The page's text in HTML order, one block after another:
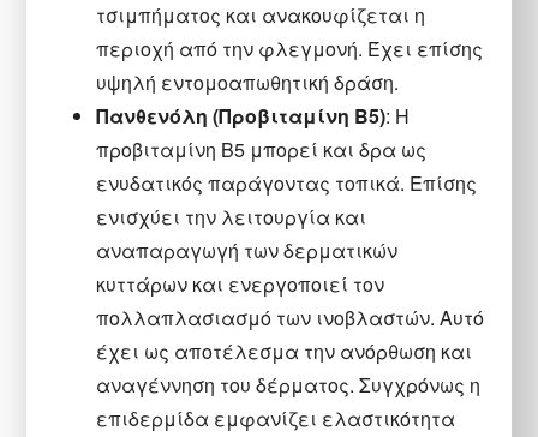
τσιμπήματος και ανακουφίζεται η
περιοχή από την φλεγμονή. Έχει επίσης
υψηλή εντομοαπωθητική δράση.
Πανθενόλη (Προβιταμίνη Β5): Η
προβιταμίνη Β5 μπορεί και δρα ως
ενυδατικός παράγοντας τοπικά. Επίσης
ενισχύει την λειτουργία και
αναπαραγωγή των δερματικών
κυττάρων και ενεργοποιεί τον
πολλαπλασιασμό των ινοβλαστών. Αυτό
έχει ως αποτέλεσμα την ανόρθωση και
αναγέννηση του δέρματος. Συγχρόνως η
επιδερμίδα εμφανίζει ελαστικότητα